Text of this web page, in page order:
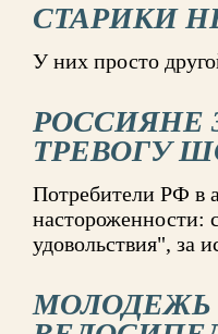
СТАРИКИ
У них просто
РОССИЯНЕ
ТРЕВОГУ
Потребители РФ в
настороженности:
удовольствия", за
МОЛОДЕЖЬ